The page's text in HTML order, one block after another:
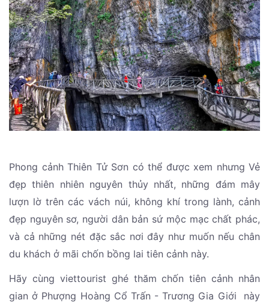
Phong cảnh Thiên Tử Sơn có thể được xem nhưng Vẻ
đẹp thiên nhiên nguyên thủy nhất, những đám mây
lượn lờ trên các vách núi, không khí trong lành, cảnh
đẹp nguyên sơ, người dân bản sứ mộc mạc chất phác,
và cả những nét đặc sắc nơi đây như muốn nếu chân
du khách ở mãi chốn bồng lai tiên cảnh này.
Hãy cùng viettourist ghé thăm chốn tiên cảnh nhân
gian ở Phượng Hoàng Cổ Trấn - Trương Gia Giới này